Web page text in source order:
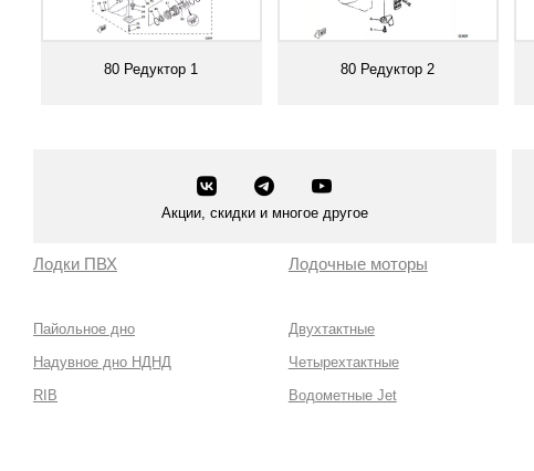
80 Редуктор 1 80 Редуктор 2
Акции, скидки и многое другое
Лодки ПВХ
Пайольное дно
Надувное дно НДНД
RIB
Лодочные моторы
Двухтактные
Четырехтактные
Водометные Jet